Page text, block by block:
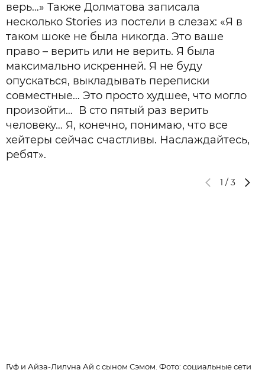
верь…» Также Долматова записала
несколько Stories из постели в слезах: «Я в
таком шоке не была никогда. Это ваше
право – верить или не верить. Я была
максимально искренней. Я не буду
опускаться, выкладывать переписки
совместные… Это просто худшее, что могло
произойти… В сто пятый раз верить
человеку… Я, конечно, понимаю, что все
хейтеры сейчас счастливы. Наслаждайтесь,
ребят».
1 / 3
Гуф и Айза-Лилуна Ай с сыном Сэмом. Фото: cоциальные сети